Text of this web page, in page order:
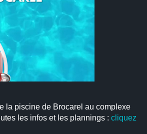
la piscine de Brocarel au complexe
les infos et les plannings :cliquez